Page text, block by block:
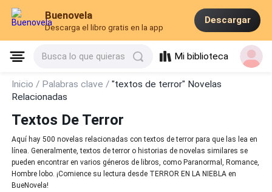
Buenovela
Descarga el libro gratis en la app
Descargar
Busca lo que quieras Mi biblioteca
Inicio / Palabras clave /"textos de terror" Novelas
Relacionadas
Textos De Terror
Aquí hay 500 novelas relacionadas con textos de terror para que las lea en
línea. Generalmente, textos de terror o historias de novelas similares se
pueden encontrar en varios géneros de libros, como Paranormal, Romance,
Hombre lobo. ¡Comience su lectura desde TERROR EN LA NIEBLA en
BueNovela!